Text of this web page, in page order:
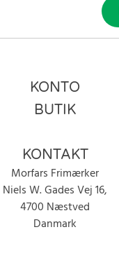
KONTO
BUTIK
KONTAKT
Morfars Frimærker
Niels W. Gades Vej 16,
4700 Næstved
Danmark